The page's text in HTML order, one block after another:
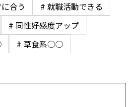
合う
# 就職活動できる
# 同性好感度アップ
# 草食系○○